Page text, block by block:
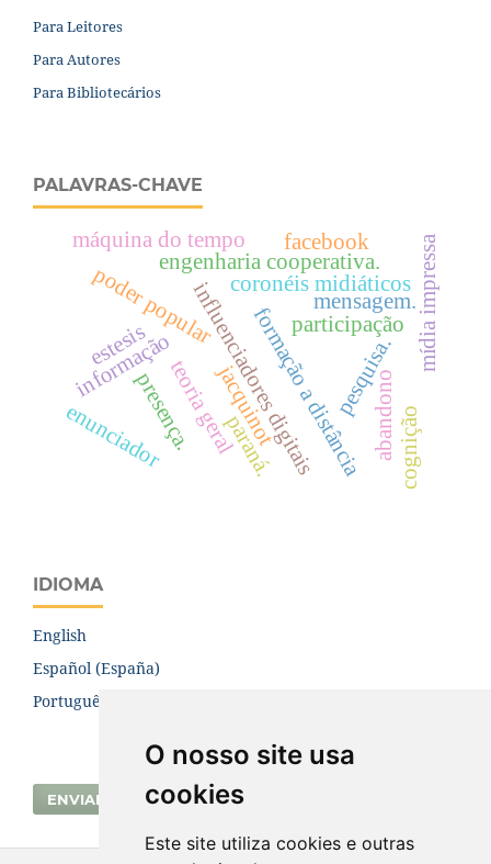
O nosso site usa
cookies
Este site utiliza cookies e outras
Para Leitores
Para Autores
Para Bibliotecários
PALAVRAS-CHAVE
influenciadores digitais
engenharia cooperativa.
formação a distância
jacquinot
presença.
máquina do tempo
pesquisa.
poder popular participação
paraná.
informação
mensagem.
coronéis midiáticos
enunciador
estesis mídia impressa
teoria geral abandono
facebook
cognição
IDIOMA
English
Español (España)
Português (Brasil)
ENVIAR SUBMISSÃO